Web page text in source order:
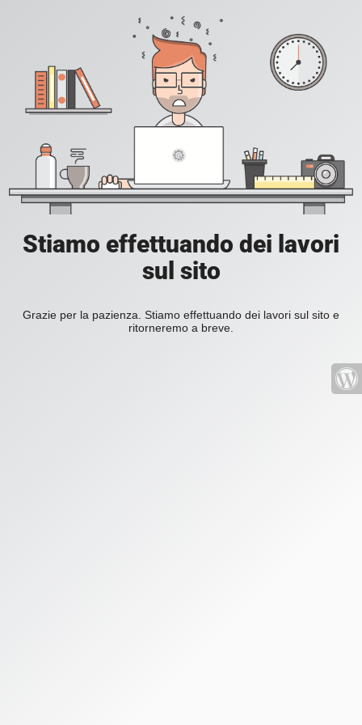
Stiamo effettuando dei lavori
sul sito
Grazie per la pazienza. Stiamo effettuando dei lavori sul sito e
ritorneremo a breve.